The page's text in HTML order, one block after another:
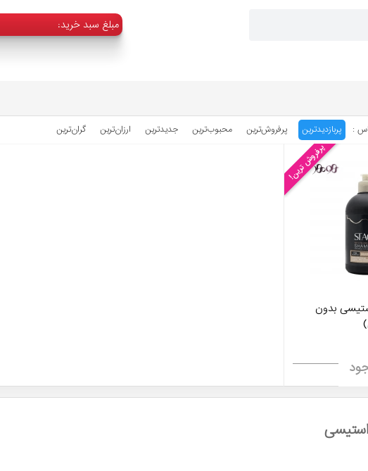
:مبلغ سبد خرید
: پربازدیدترین پرفروش‌ترین محبوب‌‌ترین جدیدترین ارزان‌ترین گران‌ترین
پرفروش ترین!
بدون